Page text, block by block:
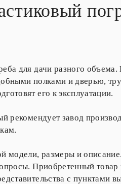
для дачи разного
полками и дверью,
его к эксплуатации.
рекомендует завод
модели, размеры и
Приобретенный товар
с пунктами